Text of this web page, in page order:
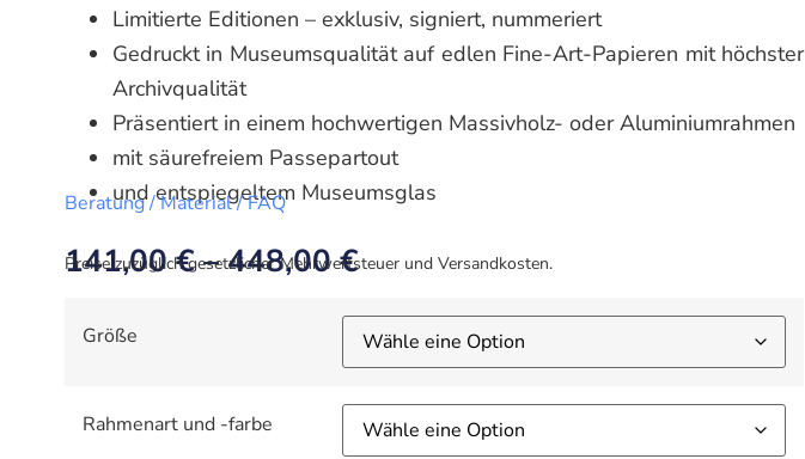
Limitierte Editionen – exklusiv, signiert, nummeriert
Gedruckt in Museumsqualität auf edlen Fine-Art-Papieren mit höchster
Archivqualität
Präsentiert in einem hochwertigen Massivholz- oder Aluminiumrahmen
mit säurefreiem Passepartout
und entspiegeltem Museumsglas
Beratung / Material / FAQ
141,00€–448,00€
Preise zuzüglich gesetzlicher Mehrwertsteuer und Versandkosten.
Größe
Rahmenart und -farbe